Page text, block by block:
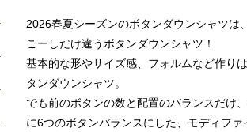
2026春夏シーズンのボタンダウンシャツは
こーしだけ違うボタンダウンシャツ！
基本的な形やサイズ感、フォルムなど作り
タンダウンシャツ。
でも前のボタンの数と配置のバランスだけ
に6つのボタンバランスにした、モディファ